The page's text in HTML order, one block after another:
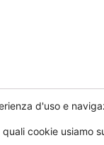
d'uso e
cookie usiamo